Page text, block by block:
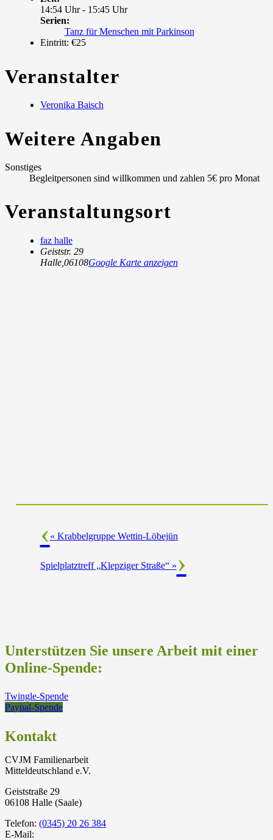
14:54 Uhr - 15:45 Uhr
Serien:
Tanz für Menschen mit Parkinson
Eintritt: €25
Veranstalter
Veronika Baisch
Weitere Angaben
Sonstiges
Begleitpersonen sind willkommen und zahlen 5€ pro Monat
Veranstaltungsort
faz halle
Geiststr. 29
Halle, 06108Google Karte anzeigen
« Krabbelgruppe Wettin-Löbejün
Spielplatztreff „Klepziger Straße“ »
Unterstützen Sie unsere Arbeit mit einer
Online-Spende:
Twingle-Spende
Paypal-Spende
Kontakt
CVJM Familienarbeit
Mitteldeutschland e.V.
Geiststraße 29
06108 Halle (Saale)
Telefon: (0345) 20 26 384
E-Mail: